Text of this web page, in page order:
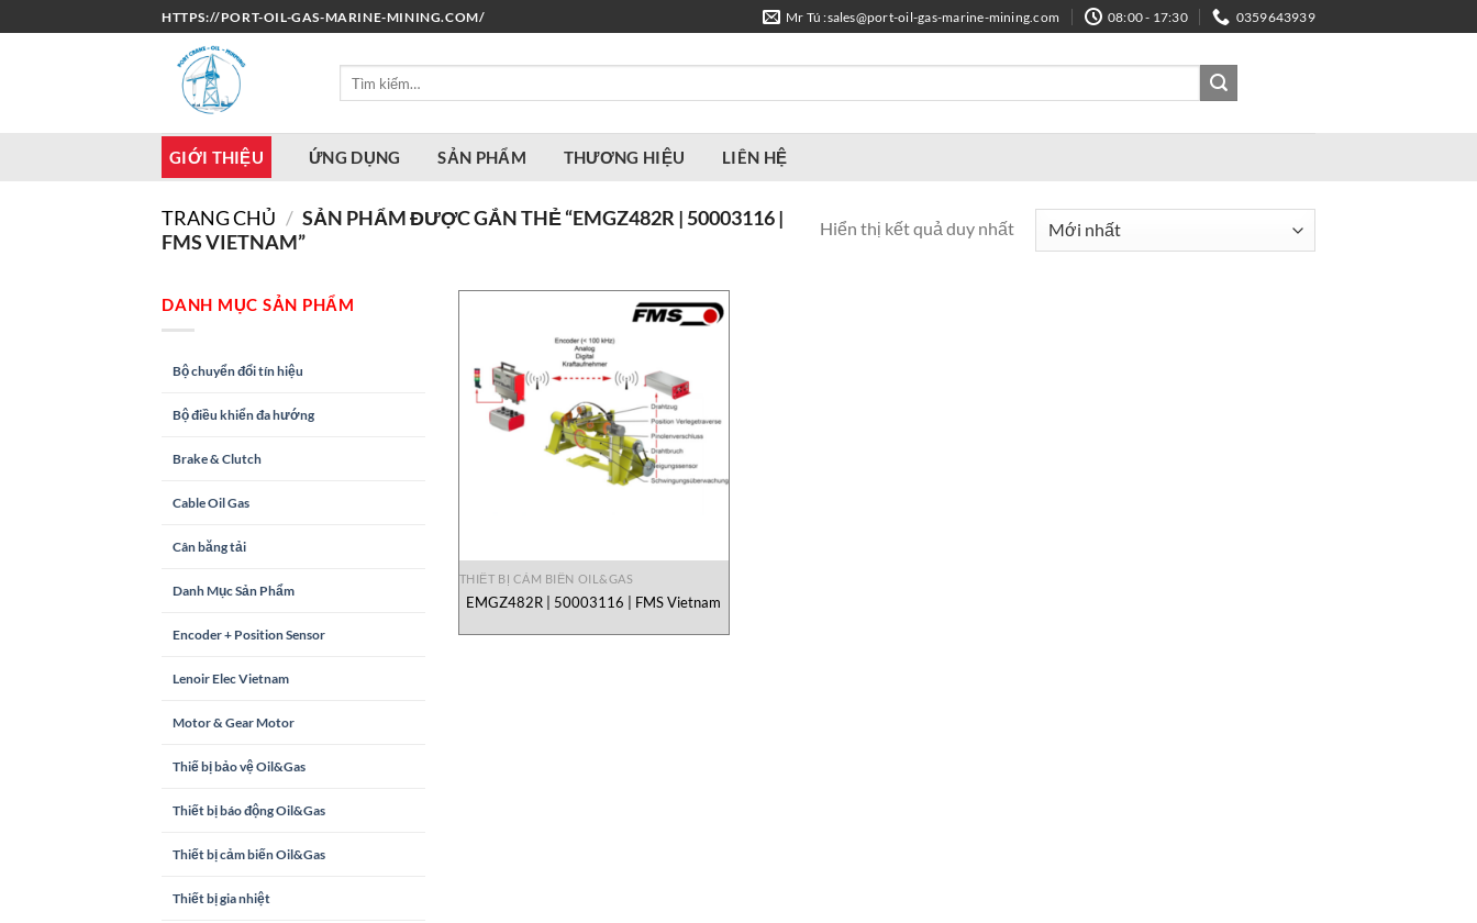
qua
HTTPS://PORT-OIL-GAS-MARINE-MINING.COM/ Mr Tú :sales@port-oil-gas-marine-mining.com 08:00 - 17:30 0359643939
GIỚI THIỆU ỨNG DỤNG SẢN PHẨM THƯƠNG HIỆU LIÊN HỆ
TRANG CHỦ / SẢN PHẨM ĐƯỢC GẮN THẺ “EMGZ482R | 50003116 |
FMS VIETNAM”
Hiển thị kết quả duy nhất
DANH MỤC SẢN PHẨM
Bộ chuyển đổi tín hiệu
Bộ điều khiển đa hướng
Brake & Clutch
Cable Oil Gas
Cân băng tải
Danh Mục Sản Phẩm
Encoder + Position Sensor
Lenoir Elec Vietnam
Motor & Gear Motor
Thiế bị bảo vệ Oil&Gas
Thiết bị báo động Oil&Gas
Thiết bị cảm biến Oil&Gas
Thiết bị gia nhiệt
THIẾT BỊ CẢM BIẾN OIL&GAS
EMGZ482R | 50003116 | FMS Vietnam